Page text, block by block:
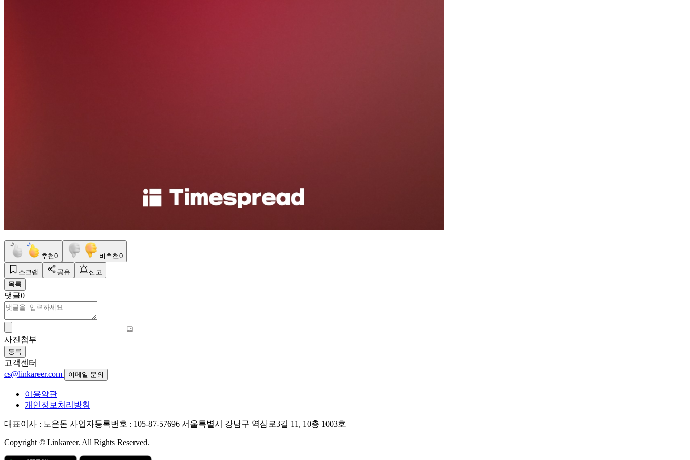
추천0 비추천0
스크랩 공유
신고
목록
댓글0
사진첨부
등록
고객센터
cs@linkareer.com
이메일 문의
이용약관
개인정보처리방침
대표이사 : 노은돈 사업자등록번호 : 105-87-57696 서울특별시 강남구 역삼로3길 11, 10층 1003호
Copyright © Linkareer. All Rights Reserved.